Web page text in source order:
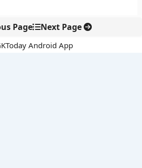
Page Next Page
Android App